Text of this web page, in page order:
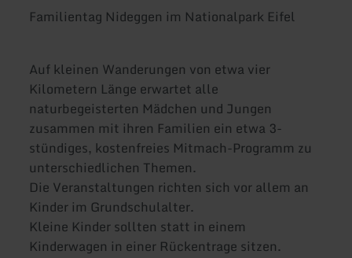
Familientag Nideggen im Nationalpark Eifel
Auf kleinen Wanderungen von etwa vier
Kilometern Länge erwartet alle
naturbegeisterten Mädchen und Jungen
zusammen mit ihren Familien ein etwa 3-
stündiges, kostenfreies Mitmach-Programm zu
unterschiedlichen Themen.
Die Veranstaltungen richten sich vor allem an
Kinder im Grundschulalter.
Kleine Kinder sollten statt in einem
Kinderwagen in einer Rückentrage sitzen.